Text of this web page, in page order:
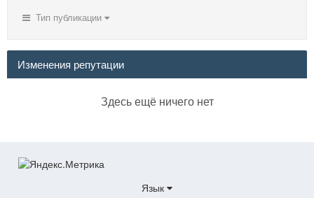
Тип публикации
Изменения репутации
Здесь ещё ничего нет
Язык